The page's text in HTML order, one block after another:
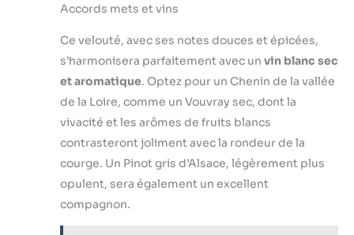
Accords mets et vins
Ce velouté, avec ses notes douces et épicées,
s’harmonisera parfaitement avec un vin blanc sec
et aromatique. Optez pour un Chenin de la vallée
de la Loire, comme un Vouvray sec, dont la
vivacité et les arômes de fruits blancs
contrasteront joliment avec la rondeur de la
courge. Un Pinot gris d’Alsace, légèrement plus
opulent, sera également un excellent
compagnon.